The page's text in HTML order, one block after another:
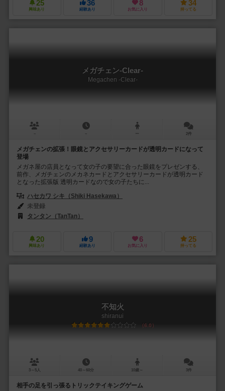
25
興味あり
36
経験あり
8
お気に入り
34
持ってる
メガチェン-Clear-
Megachen -Clear-
－ － ー 2件
メガチェンの拡張！眼鏡とアクセサリーカードが透明カードになって
登場
メガネ屋の店員となって女の子の要望に合った眼鏡をプレゼンする、
前作、メガチェンのメカネカードとアクセサリーカードが透明カード
となった拡張版 透明カードなので女の子たちに...
ハセカワ シキ（Shiki Hasekawa）
未登録
タンタン（TanTan）
20
興味あり
9
経験あり
6
お気に入り
25
持ってる
不知火
shiranui
6.0
3～5人 40～60分 10歳～ 3件
相手の足を引っ張るトリックテイキングゲーム